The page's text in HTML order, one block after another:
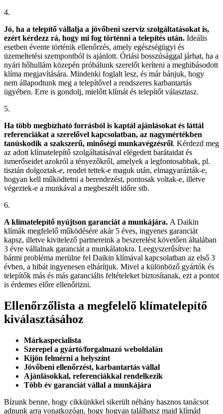
4.
Jó, ha a telepítő vállalja a jövőbeni szerviz szolgáltatásokat is,
ezért kérdezz rá, hogy mi fog történni a telepítés után. Ideális
esetben évente történik ellenőrzés, amely egészségügyi és
üzemeltetési szempontból is ajánlott. Óriási bosszúsággal járhat, ha a
nyári hőhullám közepén próbálunk szerelőt keríteni a meghibásodott
klíma megjavítására. Mindenki foglalt lesz, és már bánjuk, hogy
nem állapodtunk meg a telepítővel a rendszeres karbantartás
ügyében. Erre is gondolj, mielőtt klímát és telepítőt választasz.
5.
Ha több megbízható forrásból is kaptál ajánlásokat és láttál
referenciákat a szerelővel kapcsolatban, az nagymértékben
tanúskodik a szakszerű, minőségi munkavégzésről. Kérdezd meg
az adott klímatelepítő szolgáltatásával elégedett barátaidat és
ismerőseidet azokról a tényezőkről, amelyek a legfontosabbak, pl.
tisztán dolgoztak-e, rendet tettek-e maguk után, elmagyarázták-e,
hogyan kell működtetni a berendezést, pontosak voltak-e, illetve
végeztek-e a munkával a megbeszélt időre stb.
6.
A klímatelepítő nyújtson garanciát a munkájára. A Daikin
klímák megfelelő működésére akár 5 éves, ingyenes garanciát
kapsz, illetve kivitelező partnereink a beszerelést követően általában
3 évre vállalnak garanciát a munkálatokra. Leegyszerűsítve: ha
bármi probléma merülne fel Daikin klímával kapcsolatban az első 3
évben, a hibát ingyenesen elhárítjuk. Mivel a különböző gyártók és
telepítők más és más garanciális feltételeket biztosítanak, ezt a pontot
is érdemes előre ellenőrizni.
Ellenőrzőlista a megfelelő klímatelepítő
kiválasztásához
Márkaspecialista
Szerepel a gyártó/forgalmazó weboldalán
Kijön felmérni a helyszínt
Jövőbeni ellenőrzést, karbantartás vállal
Ajánlásokkal, referenciákkal rendelkezik
Több év garanciát vállal a munkájára
Bízunk benne, hogy cikkünkkel sikerült néhány hasznos tanácsot
adnunk arra vonatkozóan, hogy hogyan találhatsz majd klímád